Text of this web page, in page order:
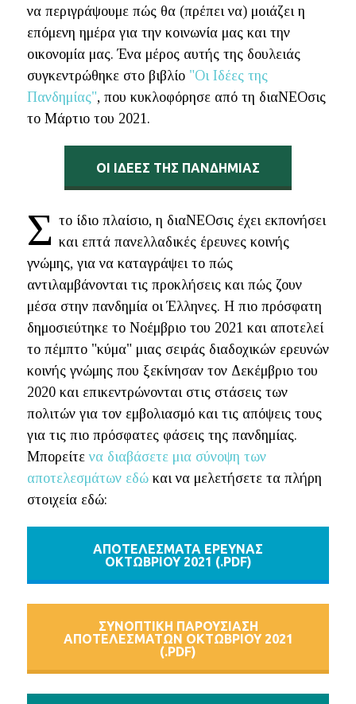
να περιγράψουμε πώς θα (πρέπει να) μοιάζει η
επόμενη ημέρα για την κοινωνία μας και την
οικονομία μας. Ένα μέρος αυτής της δουλειάς
συγκεντρώθηκε στο βιβλίο "Οι Ιδέες της
Πανδημίας", που κυκλοφόρησε από τη διαΝΕΟσις
το Μάρτιο του 2021.
ΟΙ ΙΔΕΕΣ ΤΗΣ ΠΑΝΔΗΜΊΑΣ
Σ το ίδιο πλαίσιο, η διαΝΕΟσις έχει εκπονήσει
και επτά πανελλαδικές έρευνες κοινής
γνώμης, για να καταγράψει το πώς
αντιλαμβάνονται τις προκλήσεις και πώς ζουν
μέσα στην πανδημία οι Έλληνες. Η πιο πρόσφατη
δημοσιεύτηκε το Νοέμβριο του 2021 και αποτελεί
το πέμπτο "κύμα" μιας σειράς διαδοχικών ερευνών
κοινής γνώμης που ξεκίνησαν τον Δεκέμβριο του
2020 και επικεντρώνονται στις στάσεις των
πολιτών για τον εμβολιασμό και τις απόψεις τους
για τις πιο πρόσφατες φάσεις της πανδημίας.
Μπορείτενα διαβάσετε μια σύνοψη των
αποτελεσμάτων εδώκαι να μελετήσετε τα πλήρη
στοιχεία εδώ:
ΑΠΟΤΕΛΕΣΜΑΤΑ ΕΡΕΥΝΑΣ
OKTΩΒΡΙΟΥ 2021 (.PDF)
ΣΥΝΟΠΤΙΚΉ ΠΑΡΟΥΣΙΑΣΗ
ΑΠΟΤΕΛΕΣΜΑΤΩΝ ΟΚΤΩΒΡΙΟΥ 2021
(.PDF)